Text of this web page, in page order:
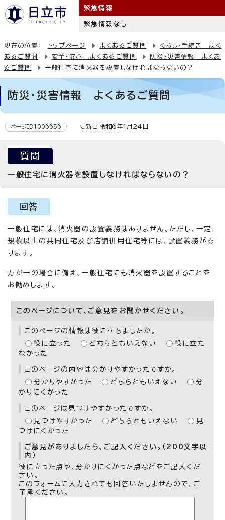
緊急情報
緊急情報なし
現在の位置： トップページ よくあるご質問
くらし・手続き よく
あるご質問
安全・安心 よくあるご質問
防災・災害情報 よくあ
るご質問
一般住宅に消火器を設置しなければならないの？
防災・災害情報 よくあるご質問
ページID1006656 更新日 令和6年1月24日
質問
一般住宅に消火器を設置しなければならないの？
回答
一般住宅には、消火器の設置義務はありません。ただし、一定
規模以上の共同住宅及び店舗併用住宅等には、設置義務があ
ります。
万が一の場合に備え、一般住宅にも消火器を設置することを
お勧めします。
このページについて、ご意見をお聞かせください。
このページの情報は役に立ちましたか。
役に立った
どちらともいえない
役に立た
なかった
このページの内容は分かりやすかったですか。
分かりやすかった
どちらともいえない
分
かりにくかった
このページは見つけやすかったですか。
見つけやすかった
どちらともいえない
見
つけにくかった
ご意見がありましたら、ご記入ください。（200文字以
内）
役に立った点や、分かりにくかった点などをご記入くだ
さい。
このフォームに入力されても回答いたしませんので、ご
了承ください。